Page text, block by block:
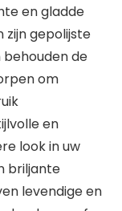
en gladde
zijn gepolijste
de
om
en
look in uw
briljante
levendige en